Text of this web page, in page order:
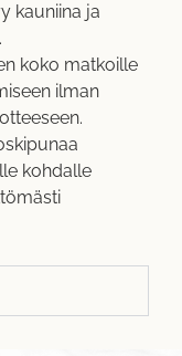
kauniina ja
koko matkoille
ilman
kohdalle